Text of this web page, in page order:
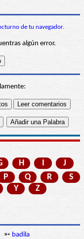
de tu navegador.
algún error.
H
J
P Q R
S
Y Z
➳ badila